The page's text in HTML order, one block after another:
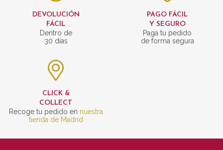
DEVOLUCIÓN
FÁCIL
Dentro de
30 días
PAGO FÁCIL
Y SEGURO
Paga tu pedido
de forma segura
CLICK &
COLLECT
Recoge tu pedido en nuestra
tienda de Madrid